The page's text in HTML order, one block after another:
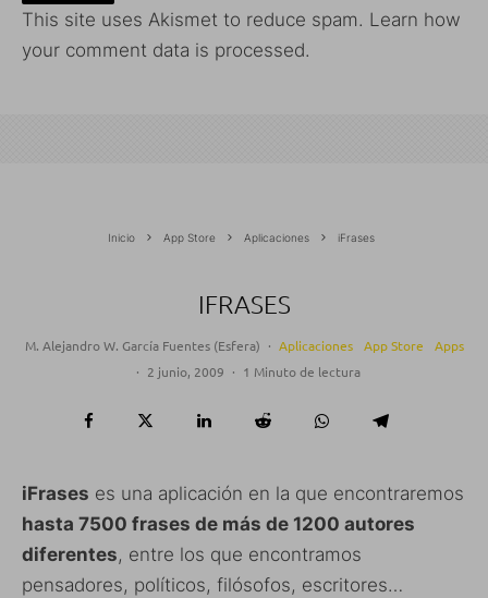
This site uses Akismet to reduce spam. Learn how
your comment data is processed.
Inicio App Store Aplicaciones iFrases
IFRASES
M. Alejandro W. García Fuentes (Esfera) · Aplicaciones App Store
Apps
· 2 junio, 2009 · 1 Minuto de lectura
iFrases es una aplicación en la que encontraremos
hasta 7500 frases de más de 1200 autores
diferentes, entre los que encontramos
pensadores, políticos, filósofos, escritores…